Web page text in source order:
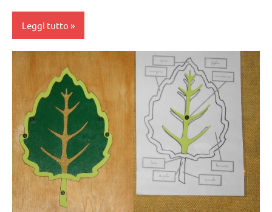
PER ETA'
ARTICOLI
psicogrammatica
Montessori
TUTTI GLI
ARGOMENTI
PER ETA'
TUTTI GLI
ARTICOLI
MONTESSORI
nomenclature
Montessori
scienze
scienze:
piante
TUTTI GLI
ARGOMENTI
Leggi tutto
MONTESSORI
botanica
classe
1a
dai
3 ai
anni